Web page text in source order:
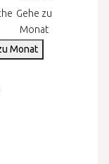
Gehe zu
Monat
Monat